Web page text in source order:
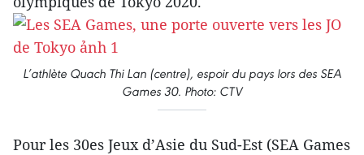
L’athlète Quach Thi Lan (centre), espoir du pays lors des SEA
Games 30. Photo: CTV
Pour les 30es Jeux d’Asie du Sud-Est (SEA Games